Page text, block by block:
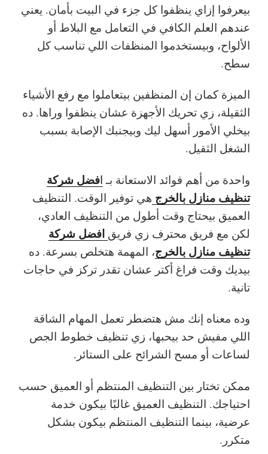
بيعرفوا إزاي ينظفوا كل جزء في البيت بأمان. يعني
عندهم العلم الكافي في التعامل مع البلاط أو
الألواح، وبيستخدموا المنظفات اللي تناسب كل
سطح.
الميزة كمان إن المنظفين بيتعاملوا مع رفع الأشياء
الثقيلة، زي تحريك الأجهزة عشان ينظفوا وراها. ده
بيخلي الأمور أسهل ليك وبيجنبك الإصابة بسبب
الشغل الثقيل.
واحدة من أهم فوائد الاستعانة بـ افضل شركة
تنظيف منازل بالخرج هي توفير الوقت. التنظيف
العميق بيحتاج وقت أطول من التنظيف العادي،
لكن مع فريق محترف زي فريق افضل شركة
تنظيف منازل بالخرج، المهمة هتخلص بسرعة. ده
بيديك وقت فراغ أكتر عشان تقدر تركز في حاجات
تانية.
وده معناه إنك مش هتضطر تعمل المهام الشاقة
اللي مفيش حد بيحبها، زي تنظيف خطوط الجص
لساعات أو مسح الشرائح على الستائر.
ممكن تختار بين التنظيف المنتظم أو العميق حسب
احتياجك. التنظيف العميق غالبًا بيكون خدمة
عرضية، بينما التنظيف المنتظم بيكون بشكل
متكرر.